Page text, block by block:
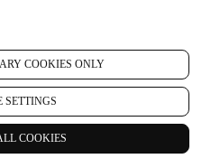
COOKIES ONLY
SETTINGS
COOKIES
relacionados com o nosso
contabilidade, cobrança e
de pagamento, triagem de
testes de sistemas, manutenção e
talvez seja necessário
razões administrativas ou
usaremos os seus dados
suas solicitações enviadas através